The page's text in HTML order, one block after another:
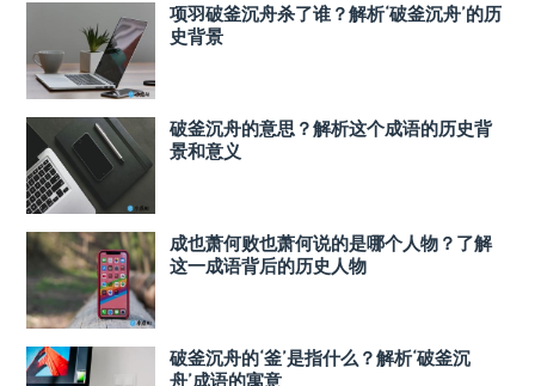
项羽破釜沉舟杀了谁？解析‘破釜沉舟’的历
史背景
破釜沉舟的意思？解析这个成语的历史背
景和意义
成也萧何败也萧何说的是哪个人物？了解
这一成语背后的历史人物
破釜沉舟的‘釜’是指什么？解析‘破釜沉
舟’成语的寓意